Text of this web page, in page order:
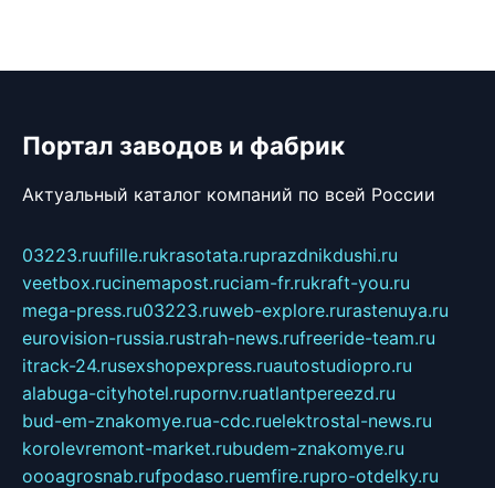
Портал заводов и фабрик
Актуальный каталог компаний по всей России
03223.ruufille.rukrasotata.ruprazdnikdushi.ru
veetbox.rucinemapost.ruciam-fr.rukraft-you.ru
mega-press.ru03223.ruweb-explore.rurastenuya.ru
eurovision-russia.rustrah-news.rufreeride-team.ru
itrack-24.rusexshopexpress.ruautostudiopro.ru
alabuga-cityhotel.rupornv.ruatlantpereezd.ru
bud-em-znakomye.rua-cdc.ruelektrostal-news.ru
korolevremont-market.rubudem-znakomye.ru
oooagrosnab.rufpodaso.ruemfire.rupro-otdelky.ru